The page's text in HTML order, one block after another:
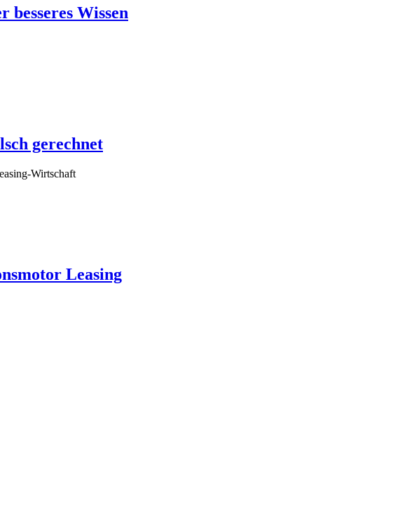
Wissen
gerechnet
Wirtschaft
Leasing